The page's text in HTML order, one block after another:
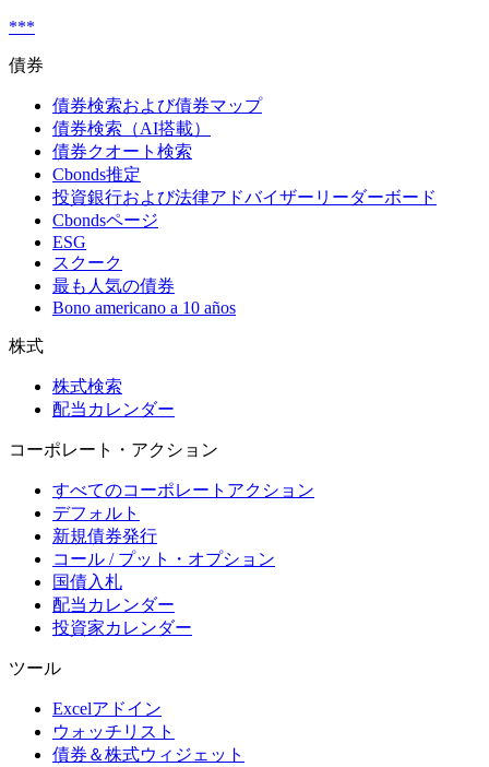
***
債券
債券検索および債券マップ
債券検索（AI搭載）
債券クオート検索
Cbonds推定
投資銀行および法律アドバイザーリーダーボード
Cbondsページ
ESG
スクーク
最も人気の債券
Bono americano a 10 años
株式
株式検索
配当カレンダー
コーポレート・アクション
すべてのコーポレートアクション
デフォルト
新規債券発行
コール / プット・オプション
国債入札
配当カレンダー
投資家カレンダー
ツール
Excelアドイン
ウォッチリスト
債券＆株式ウィジェット